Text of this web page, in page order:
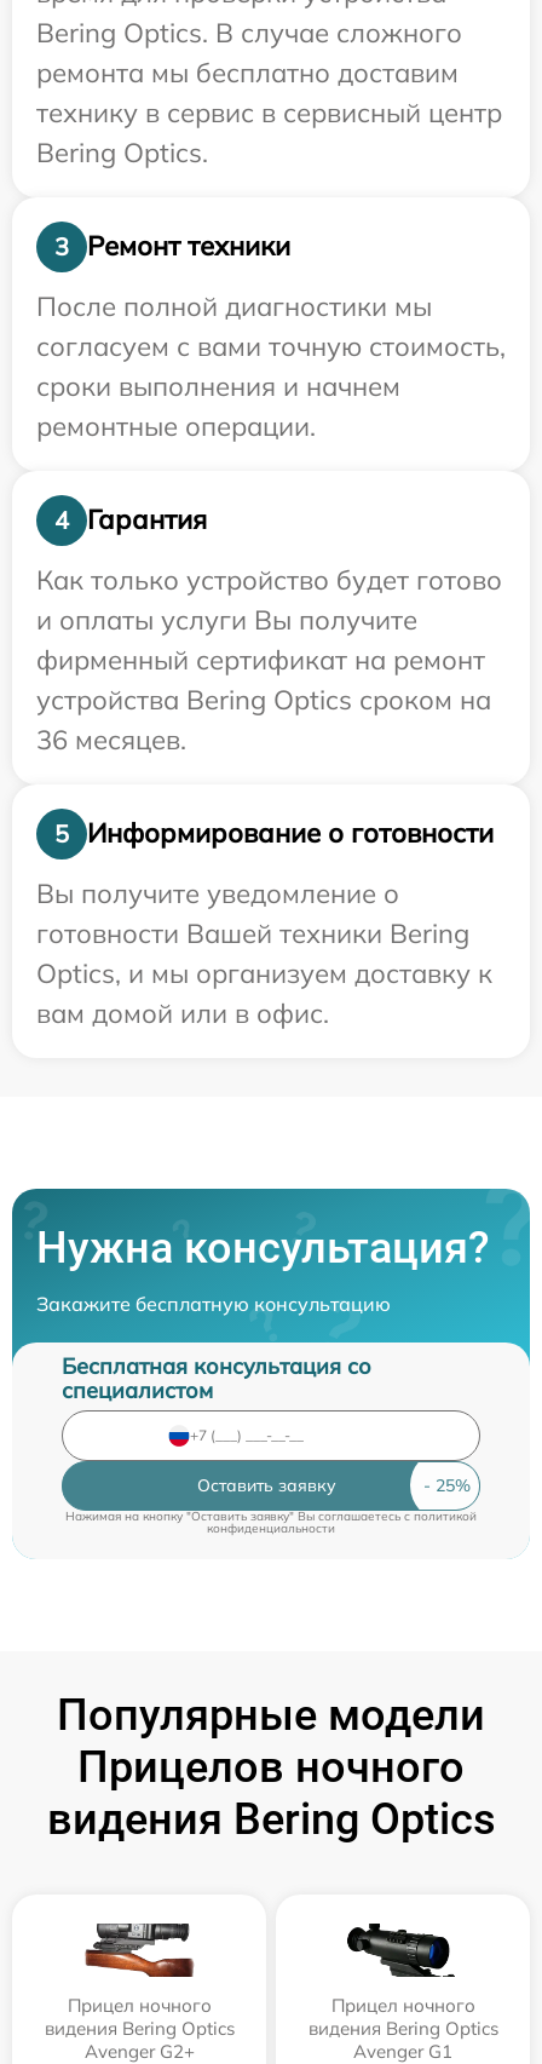
Bering Optics. В случае сложного
ремонта мы бесплатно доставим
технику в сервис в сервисный центр
Bering Optics.
3
Ремонт техники
После полной диагностики мы
согласуем с вами точную стоимость,
сроки выполнения и начнем
ремонтные операции.
4
Гарантия
Как только устройство будет готово
и оплаты услуги Вы получите
фирменный сертификат на ремонт
устройства Bering Optics сроком на
36 месяцев.
5
Информирование о готовности
Вы получите уведомление о
готовности Вашей техники Bering
Optics, и мы организуем доставку к
вам домой или в офис.
Нужна консультация?
Закажите бесплатную консультацию
Бесплатная консультация со
специалистом
Оставить заявку
Нажимая на кнопку "Оставить заявку" Вы соглашаетесь cполитикой
конфиденциальности
Популярные модели
Прицелов ночного
видения Bering Optics
Прицел ночного
видения Bering Optics
Avenger G2+
Прицел ночного
видения Bering Optics
Avenger G1